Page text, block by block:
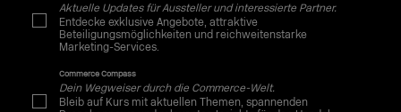
Aktuelle Updates für Aussteller und interessierte Partner.
Entdecke exklusive Angebote, attraktive
Beteiligungsmöglichkeiten und reichweitenstarke
Marketing-Services.
Commerce Compass
Dein Wegweiser durch die Commerce-Welt.
Bleib auf Kurs mit aktuellen Themen, spannenden